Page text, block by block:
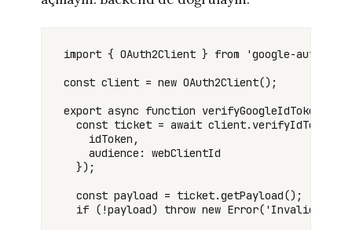
import { OAuth2Client } from 'google-auth-
const client = new OAuth2Client();
export async function
  const ticket = await client.verifyIdToken({
    idToken,
    audience: webClientId
  });
  const payload = ticket.getPayload();
if (!payload) throw new Error('Invalid